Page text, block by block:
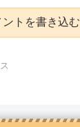
ントを書き込む